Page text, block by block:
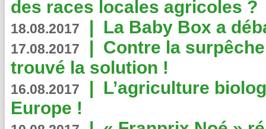
des races locales agricoles ?
18.08.2017 | La Baby Box a
17.08.2017 | Contre la
trouvé la solution !
16.08.2017 | L’agriculture
Europe !